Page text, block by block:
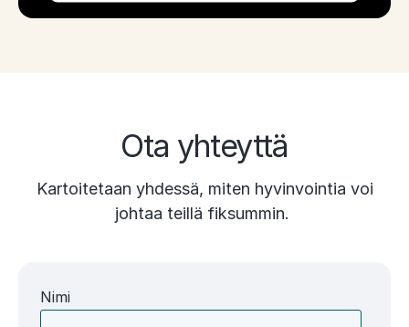
Powered byUsercentrics Consent
Ota yhteyttä
Kartoitetaan yhdessä, miten hyvinvointia voi
johtaa teillä fiksummin.
Nimi